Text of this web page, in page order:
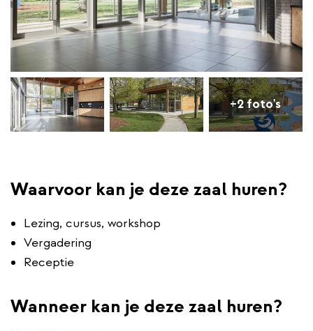
+2 foto's
Waarvoor kan je deze zaal huren?
Lezing, cursus, workshop
Vergadering
Receptie
Wanneer kan je deze zaal huren?